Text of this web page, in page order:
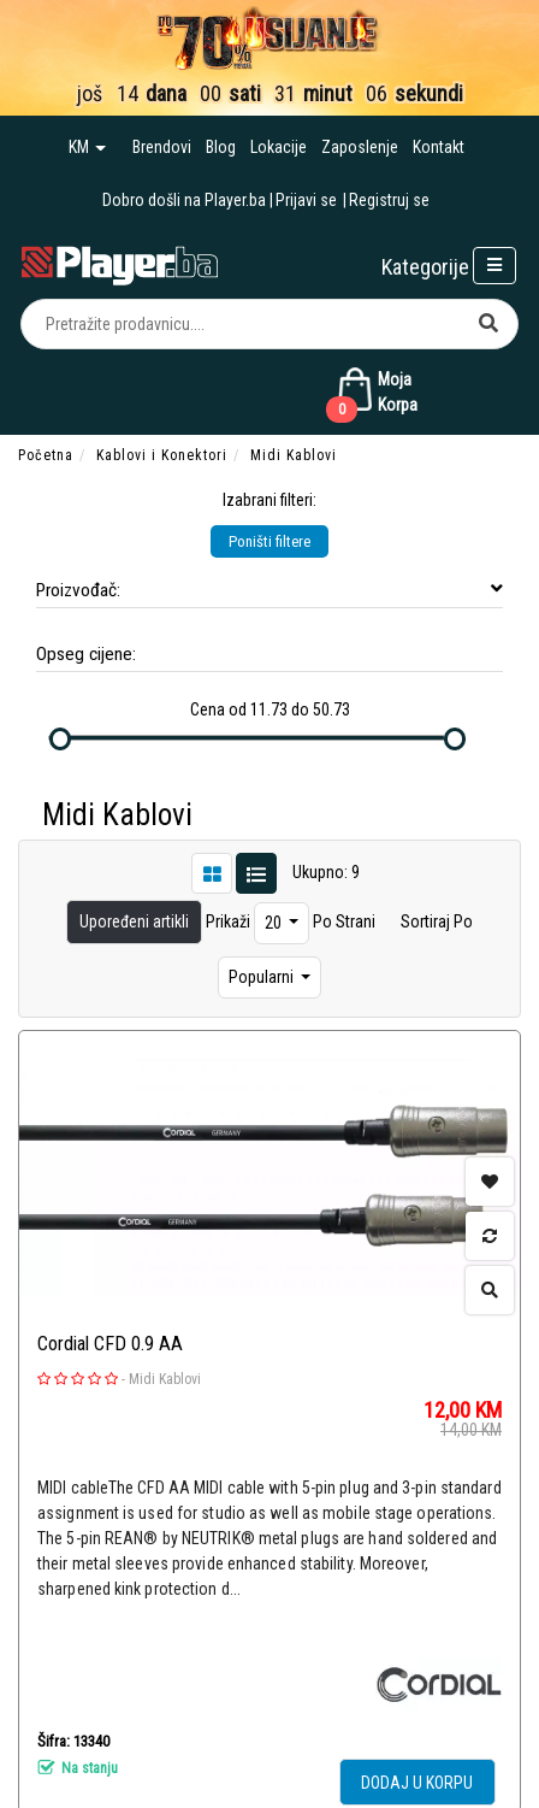
još 14 dana 00 sati 31 minut 05 sekundi
KM Brendovi Blog Lokacije Zaposlenje Kontakt
Dobro došli na Player.ba Prijavi se Registruj se
Moja
Korpa
0
Kategorije
Početna Kablovi i Konektori Midi Kablovi
Izabrani filteri:
Poništi filtere
Proizvođač:
Opseg cijene:
Cena od 11.73 do 50.73
Midi Kablovi
Ukupno: 9
Upoređeni artikli Prikaži 20 Po Strani Sortiraj Po
Popularni
Cordial CFD 0.9 AA
- Midi Kablovi
12,00 KM
14,00KM
MIDI cableThe CFD AA MIDI cable with 5-pin plug and 3-pin standard
assignment is used for studio as well as mobile stage operations.
The 5-pin REAN® by NEUTRIK® metal plugs are hand soldered and
their metal sleeves provide enhanced stability. Moreover,
sharpened kink protection d...
Šifra: 13340
Na stanju
DODAJ U KORPU